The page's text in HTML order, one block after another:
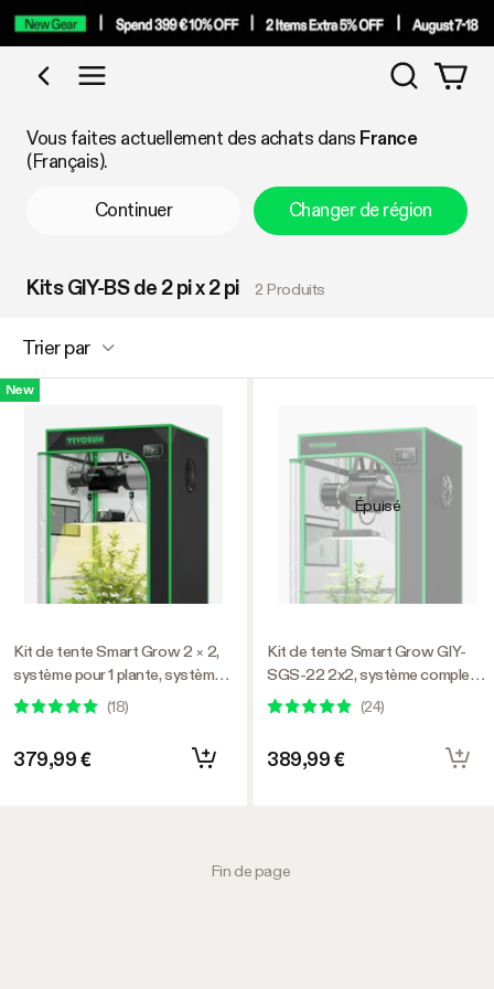
Acheter par catégorie
Vous faites actuellement des achats dans France
(Français).
Continuer Changer de région
Kits GIY-BS de 2 pi x 2 pi 2 Produits
Trier par
New
Kit de tente Smart Grow 2 × 2,
système pour 1 plante, système
de culture automatique intégré
au WiFi avec lumière de culture
LED à spectre complet, système
de ventilation efficace avec
(18)
379,99 €
Épuisé
Kit de tente Smart Grow GIY-
SGS-22 2x2, système complet
pour 1 plante, avec contrôleur
WiFi E42A+, 100 W AeroLight
Lampe de culture à LED SE et 4
pouces AeroZesh Ensemble de
(24)
389,99 €
Fin de page